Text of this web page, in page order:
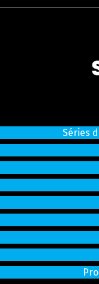
Séries